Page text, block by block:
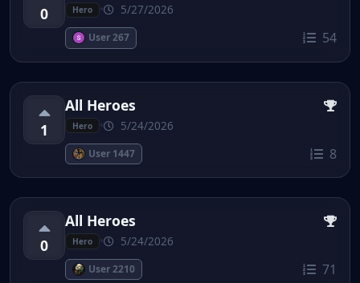
0 Hero 5/27/2026
User 267 54
1
All Heroes
Hero 5/24/2026
User 1447 8
0
All Heroes
Hero 5/24/2026
User 2210 71